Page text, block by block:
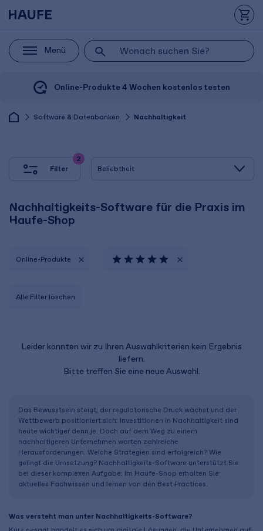
Menü
Online-Produkte 4 Wochen kostenlos testen
Software & Datenbanken Nachhaltigkeit
Filter
2
Nachhaltigkeits-Software für die Praxis im
Haufe-Shop
Online-Produkte
Alle Filter löschen
Leider konnten wir zu Ihren Auswahlkriterien kein Ergebnis
liefern.
Bitte treffen Sie eine neue Auswahl.
Das Bewusstsein steigt, der regulatorische Druck wächst und der
Wettbewerb positioniert sich: Investitionen in Nachhaltigkeit sind
heute wichtiger denn je. Doch auf dem Weg zu einem
nachhaltigeren Unternehmen warten zahlreiche
Herausforderungen. Welche Strategien sind erfolgreich? Wie
gelingt die Umsetzung? Nachhaltigkeits-Software unterstützt Sie
bei dieser komplexen Aufgabe. Im Haufe-Shop erhalten Sie
aktuelles Fachwissen und lernen von den Best Practices.
Was versteht man unter Nachhaltigkeits-Software?